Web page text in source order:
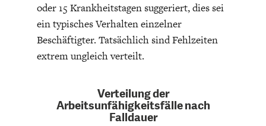
DAS DEUTSCHE
GESUNDHEITSWESEN
GELDPOLITIK
oder 15 Krankheitstagen suggeriert, dies sei
ein typisches Verhalten einzelner
Beschäftigter. Tatsächlich sind Fehlzeiten
extrem ungleich verteilt.
Verteilung der
Arbeitsunfähigkeitsfälle nach
Falldauer